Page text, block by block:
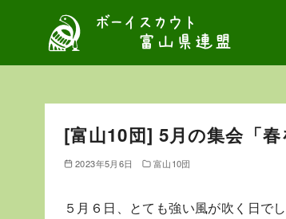
[富山10団] 5月の集会「春
2023年5月6日 富山10団
５月６日、とても強い風が吹く日で